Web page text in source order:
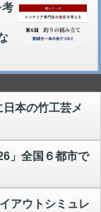
考
本の竹工芸メ
」全国６都市で
アウトシミュレ